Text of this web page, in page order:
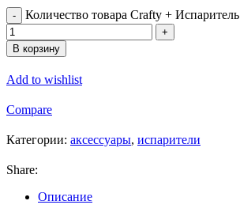
Количество товара Crafty + Испаритель
В корзину
Add to wishlist
Compare
Категории: аксессуары, испарители
Share:
Описание